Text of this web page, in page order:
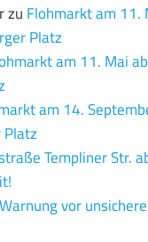
zu Flohmarkt am 11.
Platz
am 11. Mai
am 14.
Platz
Templiner Str.
Warnung vor